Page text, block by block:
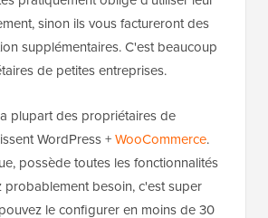
sinon ils vous factureront des
supplémentaires. C'est beaucoup
de petites entreprises.
plupart des propriétaires de
WordPress +WooCommerce.
possède toutes les fonctionnalités
besoin, c'est super
le configurer en moins de 30